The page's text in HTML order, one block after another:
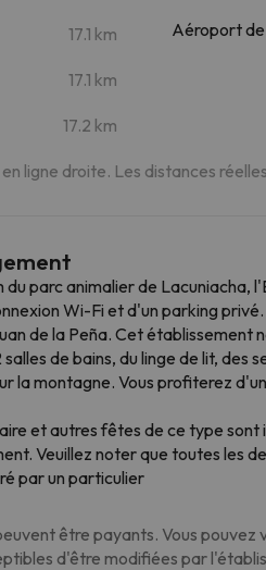
17.1 km
17.1 km
17.2 km
Aéroport de
ligne droite. Les distances
du parc animalier de
Wi-Fi et d'un parking
de la Peña. Cet
de bains, du linge de lit,
la montagne. Vous profiterez
et autres fêtes de ce type
Veuillez noter que toutes les
par un particulier
être payants. Vous
d'être modifiées par